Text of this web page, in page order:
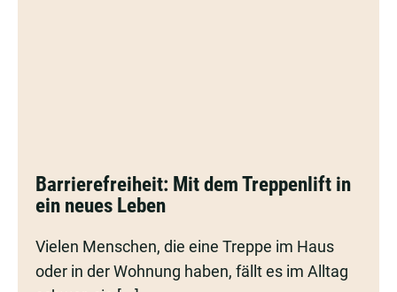
Mit
dem
Treppenlift
Barrierefreiheit: Mit dem Treppenlift in
ein neues Leben
Vielen Menschen, die eine Treppe im Haus
oder in der Wohnung haben, fällt es im Alltag